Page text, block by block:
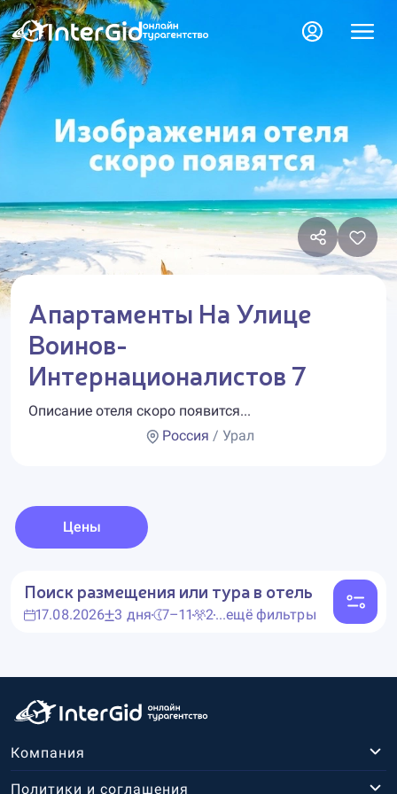
Апартаменты На Улице
Воинов-
Интернационалистов 7
Описание отеля скоро появится...
Россия / Урал
Цены
Поиск размещения или тура в отель
17.08.2026 3 дня 7–11 2...ещё фильтры
Компания
Политики и соглашения